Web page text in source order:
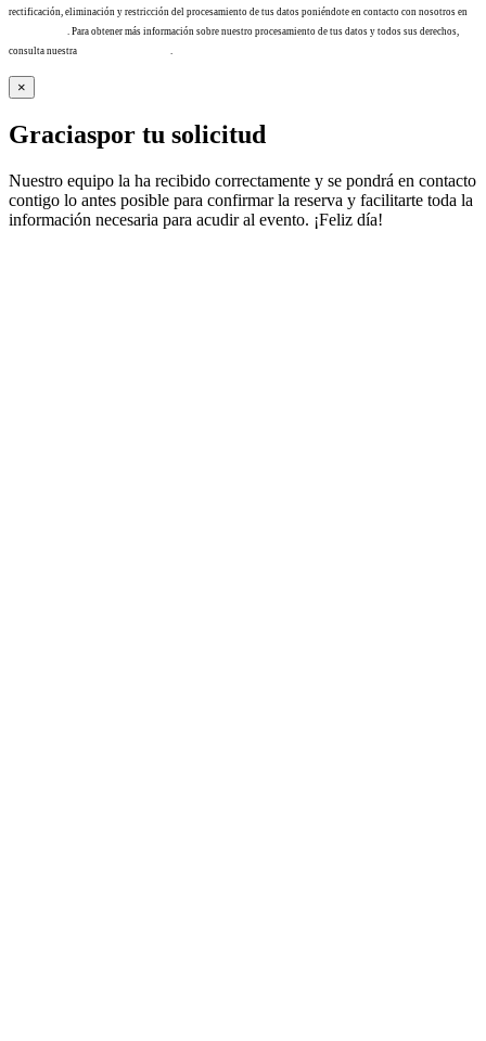
rectificación, eliminación y restricción del procesamiento de tus datos poniéndote en contacto con nosotros en
. Para obtener más información sobre nuestro procesamiento de tus datos y todos sus derechos,
consulta nuestra
×
Graciaspor tu solicitud
Nuestro equipo la ha recibido correctamente y se pondrá en contacto
contigo lo antes posible para confirmar la reserva y facilitarte toda la
información necesaria para acudir al evento. ¡Feliz día!